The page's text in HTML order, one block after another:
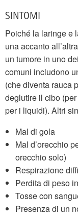
SINTOMI
Poiché la laringe e
una accanto
un tumore in uno
comuni includono
(che diventa rauca
deglutire il cibo
per i liquidi). Altri
Mal di gola
Mal d’orecchio
orecchio solo)
Respirazione
Perdita di peso
Tosse con
Presenza di un